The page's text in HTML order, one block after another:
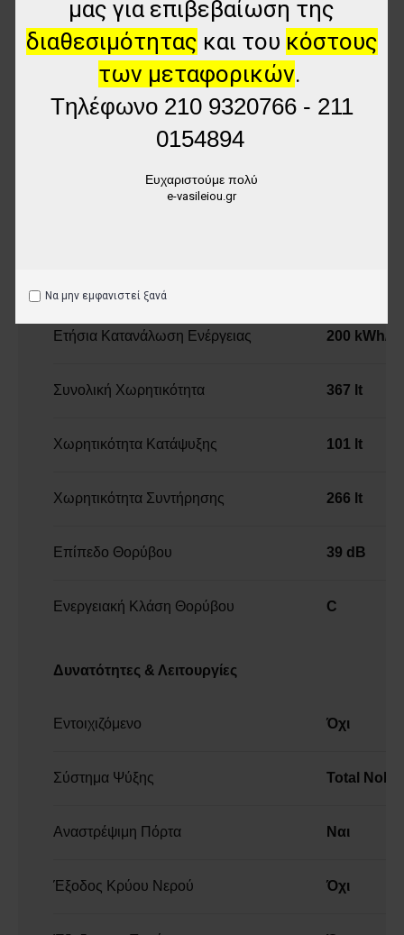
μας για επιβεβαίωση της
διαθεσιμότητας και του κόστους
των μεταφορικών.
Tηλέφωνο 210 9320766 - 211
0154894
Ευχαριστούμε πολύ
e-vasileiou.gr
Να μην εμφανιστεί ξανά
Γενικά
Τύπος
Retro Όχι
Ετήσια Κατανάλωση Ενέργειας 200 kWh/y
Συνολική Χωρητικότητα 367 lt
Χωρητικότητα Κατάψυξης 101 lt
Χωρητικότητα Συντήρησης 266 lt
Επίπεδο Θορύβου 39 dB
Ενεργειακή Κλάση Θορύβου C
Δυνατότητες & Λειτουργίες
Εντοιχιζόμενο Όχι
Σύστημα Ψύξης Total
Αναστρέψιμη Πόρτα Ναι
Έξοδος Κρύου Νερού Όχι